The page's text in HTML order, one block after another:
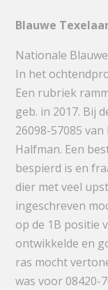
Blauwe
Nationale
In het
Een rubriek
geb. in 2017. Bij
26098-57085
Halfman. Een
bespierd is en
dier met veel
ingeschreven
op de 1B positie
ontwikkelde en
ras mocht
was voor 08420-